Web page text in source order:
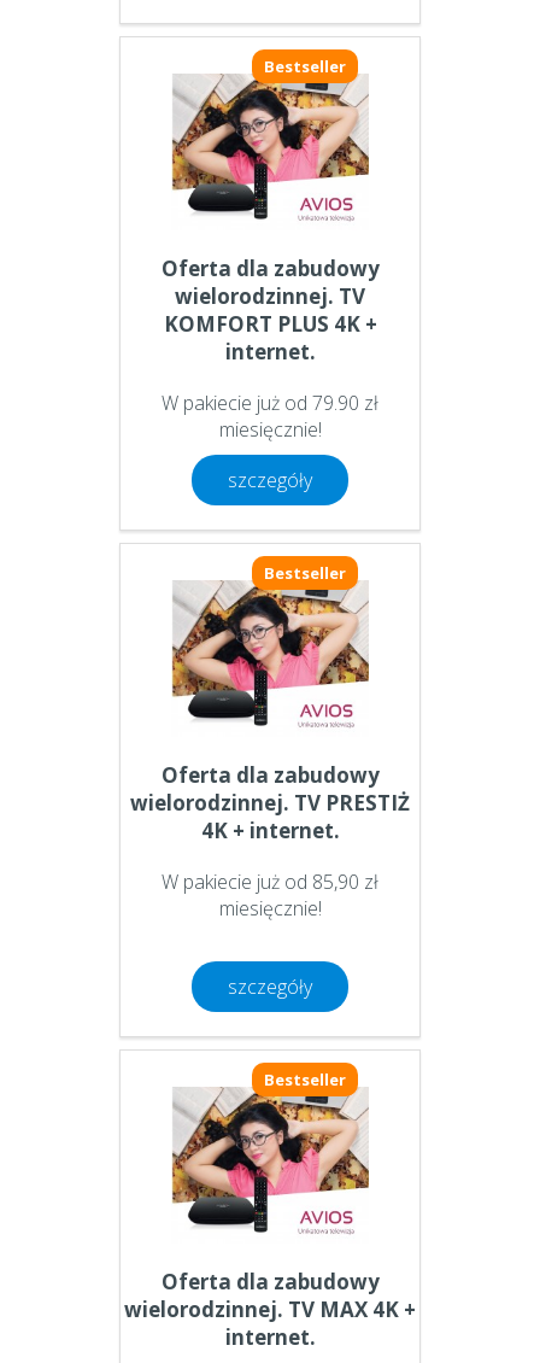
Bestseller
Oferta dla zabudowy
wielorodzinnej. TV
KOMFORT PLUS 4K +
internet.
W pakiecie już od 79.90 zł
miesięcznie!
szczegóły
Bestseller
Oferta dla zabudowy
wielorodzinnej. TV PRESTIŻ
4K + internet.
W pakiecie już od 85,90 zł
miesięcznie!
szczegóły
Bestseller
Oferta dla zabudowy
wielorodzinnej. TV MAX 4K +
internet.